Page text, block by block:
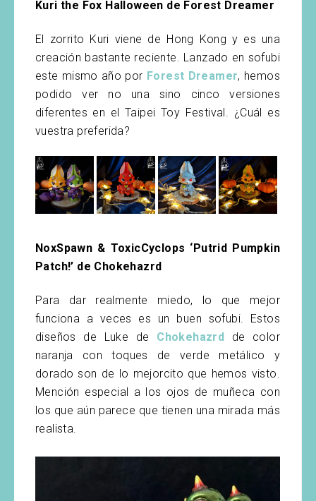
Kuri the Fox Halloween de Forest Dreamer
El zorrito Kuri viene de Hong Kong y es una
creación bastante reciente. Lanzado en sofubi
este mismo año por Forest Dreamer, hemos
podido ver no una sino cinco versiones
diferentes en el Taipei Toy Festival. ¿Cuál es
vuestra preferida?
NoxSpawn & ToxicCyclops ‘Putrid Pumpkin
Patch!’ de Chokehazrd
Para dar realmente miedo, lo que mejor
funciona a veces es un buen sofubi. Estos
diseños de Luke de Chokehazrd
de color
naranja con toques de verde metálico y
dorado son de lo mejorcito que hemos visto.
Mención especial a los ojos de muñeca con
los que aún parece que tienen una mirada más
realista.